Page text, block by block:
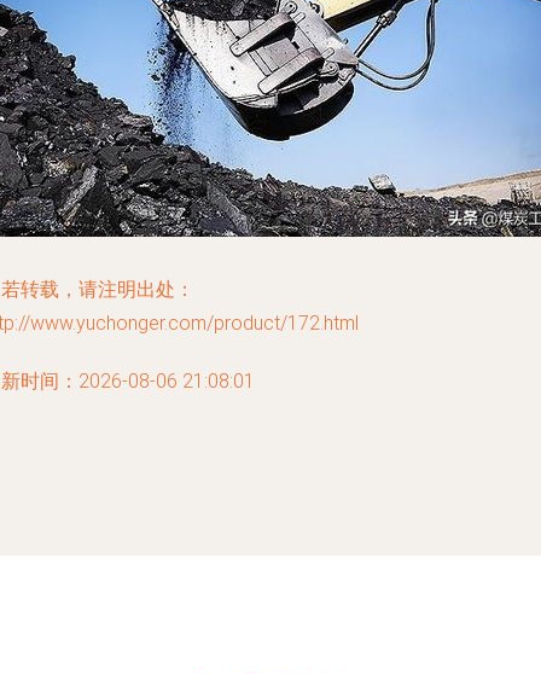
转载，请注明出处：
www.yuchonger.com/product/172.html
时间：2026-08-06 21:08:01